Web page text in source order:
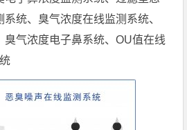
统、臭气浓度在线监测系统、
臭气浓度电子鼻系统、OU值在线